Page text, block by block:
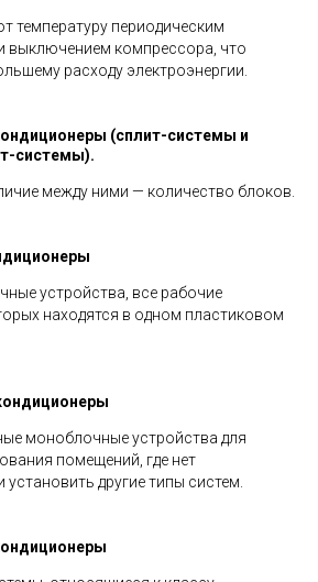
температуру периодическим
выключением компрессора, что
расходу электроэнергии.
(сплит-системы и
системы).
между ними — количество блоков.
устройства, все рабочие
находятся в одном пластиковом
моноблочные устройства для
помещений, где нет
другие типы систем.